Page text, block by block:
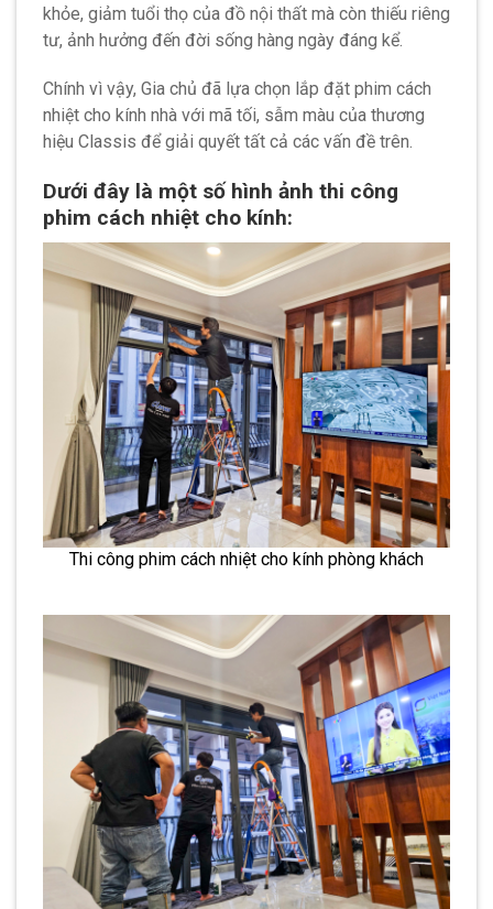
khỏe, giảm tuổi thọ của đồ nội thất mà còn thiếu riêng
tư, ảnh hưởng đến đời sống hàng ngày đáng kể.
Chính vì vậy, Gia chủ đã lựa chọn lắp đặt phim cách
nhiệt cho kính nhà với mã tối, sẫm màu của thương
hiệu Classis để giải quyết tất cả các vấn đề trên.
Dưới đây là một số hình ảnh thi công
phim cách nhiệt cho kính:
Thi công phim cách nhiệt cho kính phòng khách